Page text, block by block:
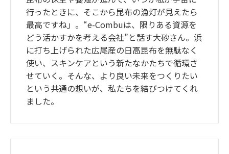
行ったときに、そこから昆布の漁灯が見えたら
最高ですね」。“e-Combuは、限りある資源を
どう活かすかを考える会社”と話す大砂さん。浜
に打ち上げられた広尾産の日高昆布を無駄なく
使い、スキンケアという新たなかたちで循環さ
せていく。そんな、より良い未来をつくりたい
という共通の想いが、私たちを結びつけてくれ
ました。